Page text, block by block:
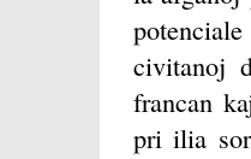
civitanoj
francan
pri ilia